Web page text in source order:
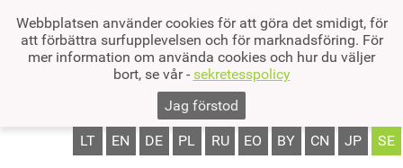
Webbplatsen använder cookies för att göra det smidigt, för
att förbättra surfupplevelsen och för marknadsföring. För
mer information om använda cookies och hur du väljer
bort, se vår - sekretesspolicy
Jag förstod
LT EN DE PL RU EO BY CN JP SE